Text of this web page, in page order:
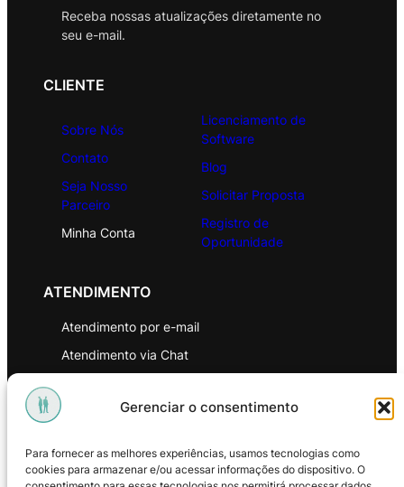
Gerenciar o consentimento
Para fornecer as melhores experiências, usamos tecnologias como
cookies para armazenar e/ou acessar informações do dispositivo. O
Receba nossas atualizações diretamente no
seu e-mail.
CLIENTE
Sobre Nós
Contato
Seja Nosso
Parceiro
Minha Conta
Licenciamento de
Software
Blog
Solicitar Proposta
Registro de
Oportunidade
ATENDIMENTO
Atendimento por e-mail
Atendimento via Chat
Política de Privacidade